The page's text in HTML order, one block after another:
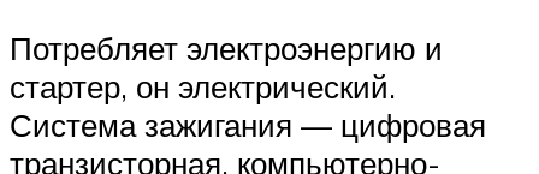
Потребляет электроэнергию и
стартер, он электрический.
Система зажигания — цифровая
транзисторная, компьютерно-